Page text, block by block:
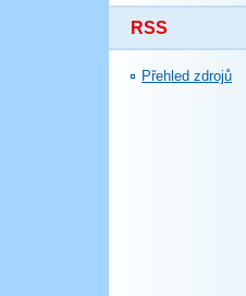
RSS
Přehled zdrojů